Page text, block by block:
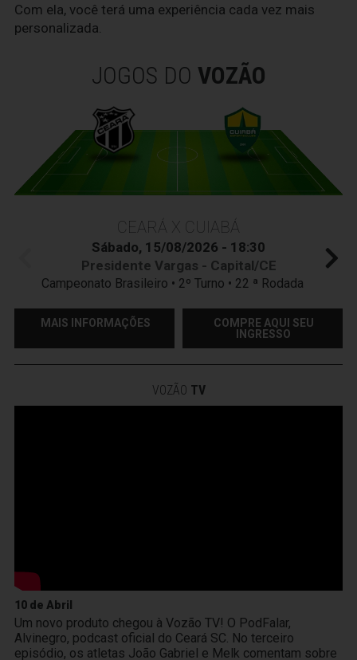
Com ela, você terá uma experiência cada vez mais
personalizada.
JOGOS DO VOZÃO
CEARÁ X CUIABÁ
Sábado, 15/08/2026 - 18:30
Presidente Vargas - Capital/CE
Campeonato Brasileiro • 2º Turno • 22 ª Rodada
MAIS INFORMAÇÕES
COMPRE AQUI SEU
INGRESSO
VOZÃO TV
10 de Abril
Um novo produto chegou à Vozão TV! O PodFalar,
Alvinegro, podcast oficial do Ceará SC. No terceiro
episódio, os atletas João Gabriel e Melk comentam sobre